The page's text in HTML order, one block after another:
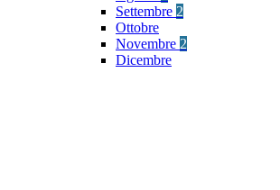
Settembre 2
Ottobre
Novembre 2
Dicembre